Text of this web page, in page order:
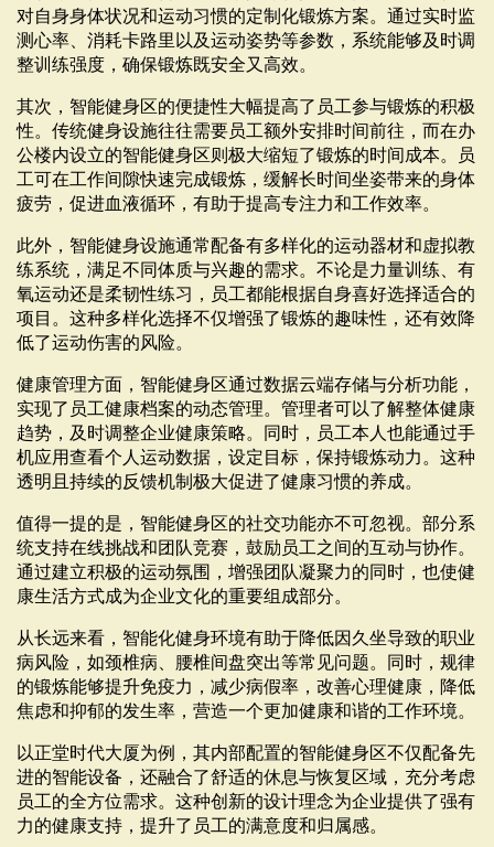
对自身身体状况和运动习惯的定制化锻炼方案。通过实时监
测心率、消耗卡路里以及运动姿势等参数，系统能够及时调
整训练强度，确保锻炼既安全又高效。
其次，智能健身区的便捷性大幅提高了员工参与锻炼的积极
性。传统健身设施往往需要员工额外安排时间前往，而在办
公楼内设立的智能健身区则极大缩短了锻炼的时间成本。员
工可在工作间隙快速完成锻炼，缓解长时间坐姿带来的身体
疲劳，促进血液循环，有助于提高专注力和工作效率。
此外，智能健身设施通常配备有多样化的运动器材和虚拟教
练系统，满足不同体质与兴趣的需求。不论是力量训练、有
氧运动还是柔韧性练习，员工都能根据自身喜好选择适合的
项目。这种多样化选择不仅增强了锻炼的趣味性，还有效降
低了运动伤害的风险。
健康管理方面，智能健身区通过数据云端存储与分析功能，
实现了员工健康档案的动态管理。管理者可以了解整体健康
趋势，及时调整企业健康策略。同时，员工本人也能通过手
机应用查看个人运动数据，设定目标，保持锻炼动力。这种
透明且持续的反馈机制极大促进了健康习惯的养成。
值得一提的是，智能健身区的社交功能亦不可忽视。部分系
统支持在线挑战和团队竞赛，鼓励员工之间的互动与协作。
通过建立积极的运动氛围，增强团队凝聚力的同时，也使健
康生活方式成为企业文化的重要组成部分。
从长远来看，智能化健身环境有助于降低因久坐导致的职业
病风险，如颈椎病、腰椎间盘突出等常见问题。同时，规律
的锻炼能够提升免疫力，减少病假率，改善心理健康，降低
焦虑和抑郁的发生率，营造一个更加健康和谐的工作环境。
以正堂时代大厦为例，其内部配置的智能健身区不仅配备先
进的智能设备，还融合了舒适的休息与恢复区域，充分考虑
员工的全方位需求。这种创新的设计理念为企业提供了强有
力的健康支持，提升了员工的满意度和归属感。